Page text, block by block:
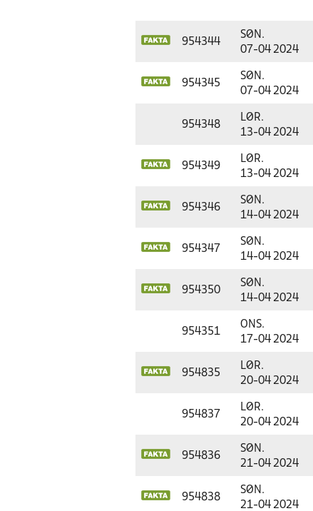
954344
SØN.
07-04 2024
954345
SØN.
07-04 2024
954348
LØR.
13-04 2024
954349
LØR.
13-04 2024
954346
SØN.
14-04 2024
954347
SØN.
14-04 2024
954350
SØN.
14-04 2024
954351
ONS.
17-04 2024
954835
LØR.
20-04 2024
954837
LØR.
20-04 2024
954836
SØN.
21-04 2024
954838
SØN.
21-04 2024